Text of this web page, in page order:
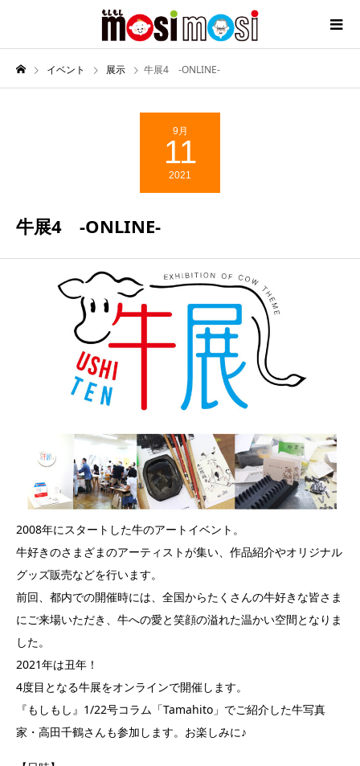
イベント 展示 牛展4 -ONLINE-
9月
11
2021
牛展4 -ONLINE-
2008年にスタートした牛のアートイベント。
牛好きのさまざまのアーティストが集い、作品紹介やオリジナル
グッズ販売などを行います。
前回、都内での開催時には、全国からたくさんの牛好きな皆さま
にご来場いただき、牛への愛と笑顔の溢れた温かい空間となりま
した。
2021年は丑年！
4度目となる牛展をオンラインで開催します。
『もしもし』1/22号コラム「Tamahito」でご紹介した牛写真
家・高田千鶴さんも参加します。お楽しみに♪